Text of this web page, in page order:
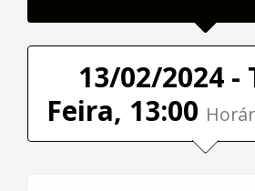
13/02/2024 -
Feira, 13:00